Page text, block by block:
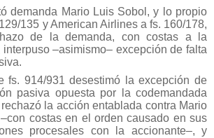
demanda Mario Luis Sobol, y lo propio
135 y American Airlines a fs. 160/178,
de la demanda, con costas a la
–asimismo– excepción de falta
fs. 914/931 desestimó la excepción de
pasiva opuesta por la codemandada
la acción entablada contra Mario
costas en el orden causado en sus
procesales con la accionante–, y